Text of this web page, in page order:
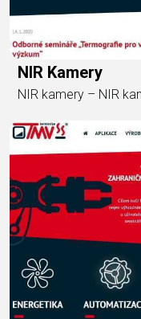
NIR Kamery
NIR kamery – NIR